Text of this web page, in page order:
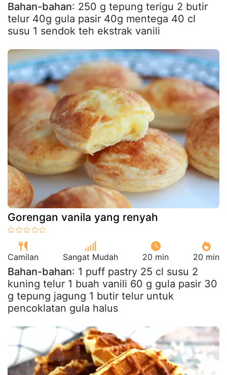
Bahan-bahan: 250 g tepung terigu 2 butir
telur 40g gula pasir 40g mentega 40 cl
susu 1 sendok teh ekstrak vanili
Gorengan vanila yang renyah
Camilan Sangat Mudah 20 min 20 min
Bahan-bahan: 1 puff pastry 25 cl susu 2
kuning telur 1 buah vanili 60 g gula pasir 30
g tepung jagung 1 butir telur untuk
pencoklatan gula halus